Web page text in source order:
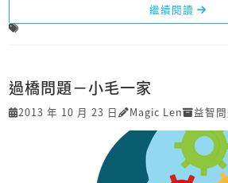
繼續閱讀
過橋問題－小毛一家
2013 年 10 月 23 日 Magic Len 益智